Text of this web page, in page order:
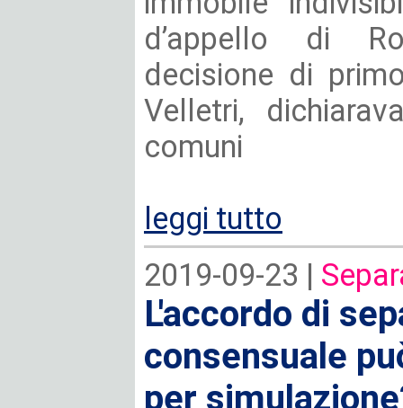
d’appello di
decisione di
Velletri,
comuni
leggi tutto
2019-09-23 |
L'accordo di
consensuale
per